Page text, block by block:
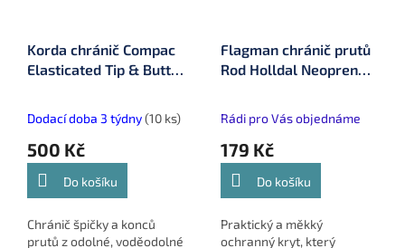
Korda chránič Compac
Elasticated Tip & Butt
Dodací doba 3 týdny(10 ks)
500 Kč
Do košíku
Chránič špičky a konců
prutů z odolné, voděodolné
Flagman chránič prutů
Rod Holldal Neopren
Rádi pro Vás objednáme
179 Kč
Do košíku
Praktický a měkký
ochranný kryt, který